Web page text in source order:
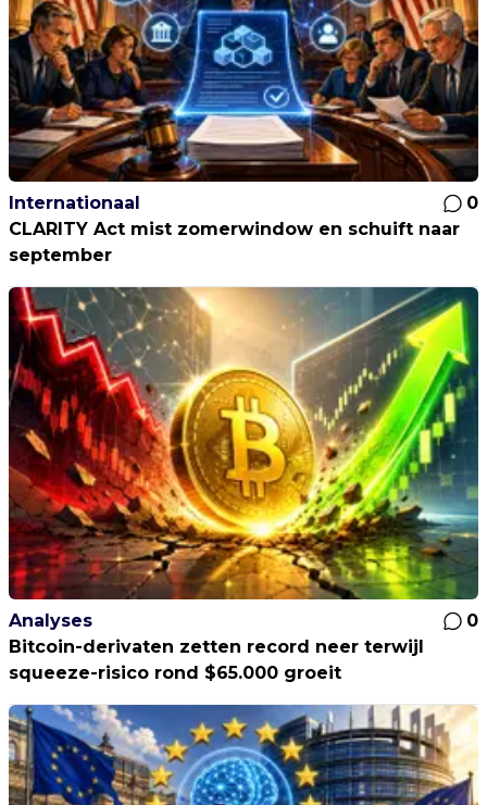
Internationaal
0
CLARITY Act mist zomerwindow en schuift naar
september
Analyses
0
Bitcoin-derivaten zetten record neer terwijl
squeeze-risico rond $65.000 groeit